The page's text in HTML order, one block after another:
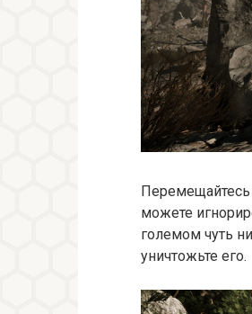
можете
големом чуть
уничтожьте его.